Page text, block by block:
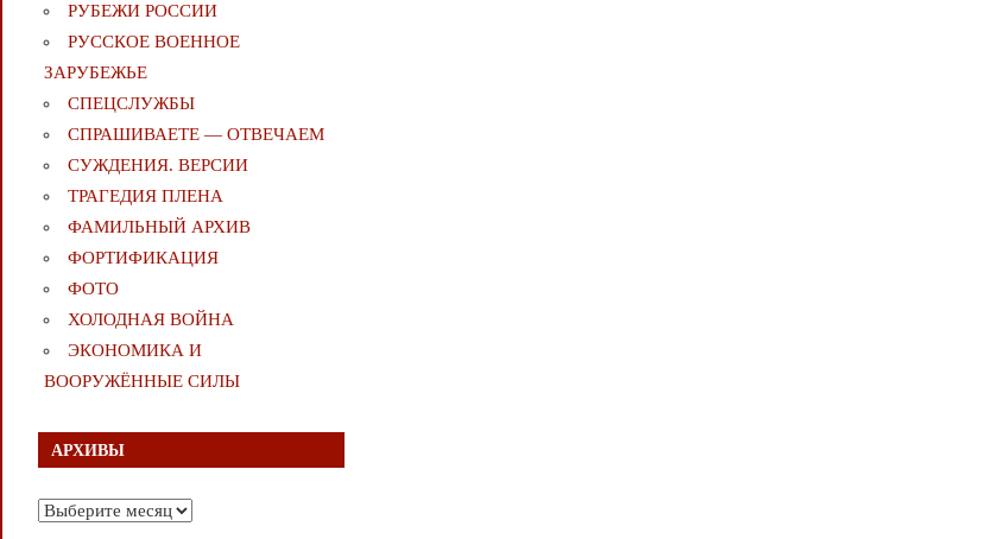
РУБЕЖИ РОССИИ
РУССКОЕ ВОЕННОЕ
ЗАРУБЕЖЬЕ
СПЕЦСЛУЖБЫ
СПРАШИВАЕТЕ — ОТВЕЧАЕМ
СУЖДЕНИЯ. ВЕРСИИ
ТРАГЕДИЯ ПЛЕНА
ФАМИЛЬНЫЙ АРХИВ
ФОРТИФИКАЦИЯ
ФОТО
ХОЛОДНАЯ ВОЙНА
ЭКОНОМИКА И
ВООРУЖЁННЫЕ СИЛЫ
АРХИВЫ
Архивы